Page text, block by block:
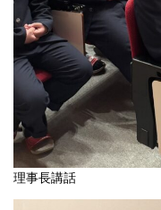
理事長講話